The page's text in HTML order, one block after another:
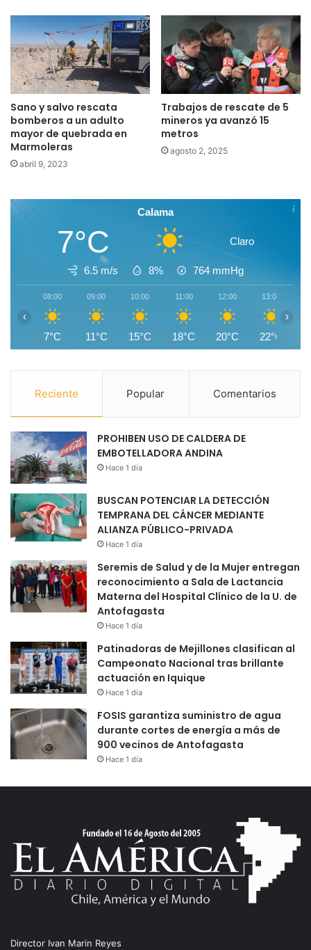
Sano y salvo rescata
bomberos a un adulto
mayor de quebrada en
Marmoleras
abril 9, 2023
Trabajos de rescate de 5
mineros ya avanzó 15
metros
agosto 2, 2025
Calama
7°C Claro
6.5 m/s 8% 764 mmHg
08:00
7°C
09:00
11°C
10:00
15°C
11:00
18°C
12:00
20°C
13:00
22°C
‹ ›
Reciente Popular Comentarios
PROHIBEN USO DE CALDERA DE
EMBOTELLADORA ANDINA
Hace 1 día
BUSCAN POTENCIAR LA DETECCIÓN
TEMPRANA DEL CÁNCER MEDIANTE
ALIANZA PÚBLICO-PRIVADA
Hace 1 día
Seremis de Salud y de la Mujer entregan
reconocimiento a Sala de Lactancia
Materna del Hospital Clínico de la U. de
Antofagasta
Hace 1 día
Patinadoras de Mejillones clasifican al
Campeonato Nacional tras brillante
actuación en Iquique
Hace 1 día
FOSIS garantiza suministro de agua
durante cortes de energía a más de
900 vecinos de Antofagasta
Hace 1 día
Director Ivan Marin Reyes